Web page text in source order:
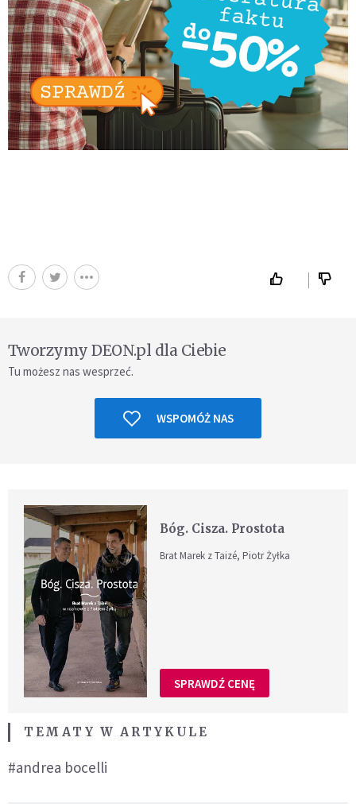
Tworzymy DEON.pl dla Ciebie
Tu możesz nas wesprzeć.
WSPOMÓŻ NAS
Bóg. Cisza. Prostota
Brat Marek z Taizé, Piotr Żyłka
SPRAWDŹ CENĘ
TEMATY W ARTYKULE
#andrea bocelli